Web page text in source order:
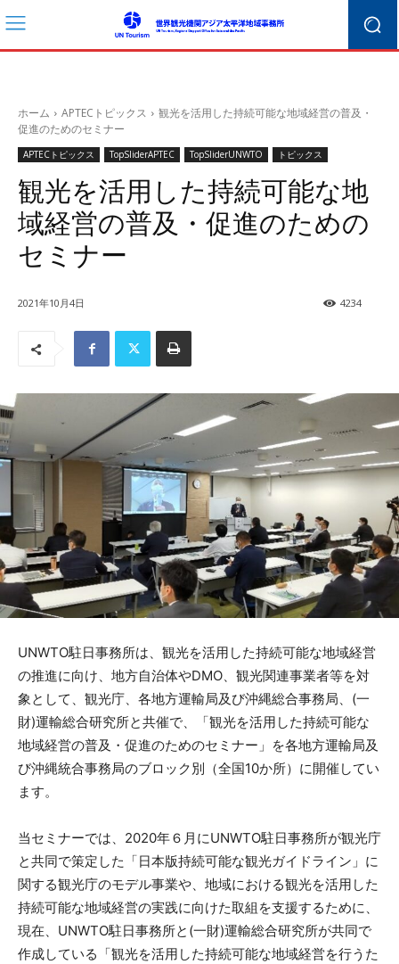
ホーム APTECトピックス
観光を活用した持続可能な地域経営の普及・
促進のためのセミナー
APTECトピックス TopSliderAPTEC TopSliderUNWTO トピックス
観光を活用した持続可能な地
域経営の普及・促進のための
セミナー
2021年10月4日 4234
UNWTO駐日事務所は、観光を活用した持続可能な地域経営
の推進に向け、地方自治体やDMO、観光関連事業者等を対
象として、観光庁、各地方運輸局及び沖縄総合事務局、(一
財)運輸総合研究所と共催で、「観光を活用した持続可能な
地域経営の普及・促進のためのセミナー」を各地方運輸局及
び沖縄統合事務局のブロック別（全国10か所）に開催してい
ます。
当セミナーでは、2020年６月にUNWTO駐日事務所が観光庁
と共同で策定した「日本版持続可能な観光ガイドライン」に
関する観光庁のモデル事業や、地域における観光を活用した
持続可能な地域経営の実践に向けた取組を支援するために、
現在、UNWTO駐日事務所と(一財)運輸総合研究所が共同で
作成している「観光を活用した持続可能な地域経営を行うた